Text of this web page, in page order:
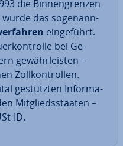
die Bin­nen­gren­zen
wurde das so­ge­nann­
ein­ge­führt.
bei Ge­
ge­währ­leis­ten –
Zoll­kon­trol­len.
ge­stütz­ten In­for­ma­
Mit­glieds­staa­ten –
ID.